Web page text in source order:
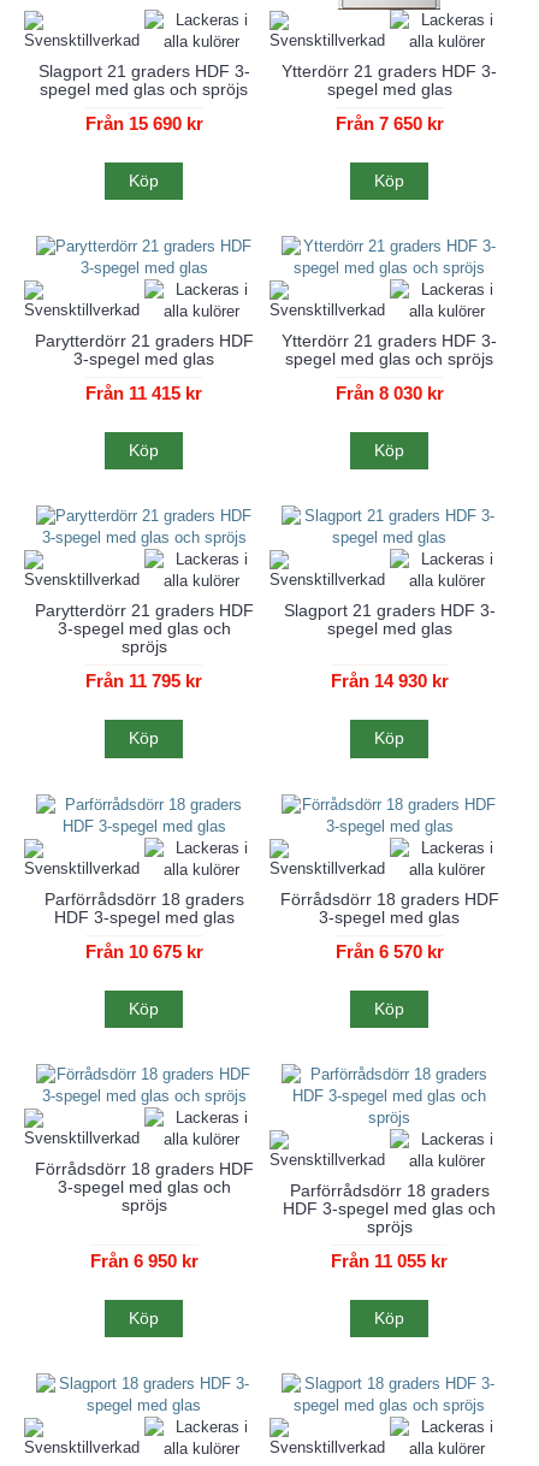
Slagport 21 graders HDF 3-
spegel med glas och spröjs
Från 15 690 kr
Köp
Ytterdörr 21 graders HDF 3-
spegel med glas
Från 7 650 kr
Köp
Parytterdörr 21 graders HDF
3-spegel med glas
Från 11 415 kr
Köp
Ytterdörr 21 graders HDF 3-
spegel med glas och spröjs
Från 8 030 kr
Köp
Parytterdörr 21 graders HDF
3-spegel med glas och
spröjs
Från 11 795 kr
Köp
Slagport 21 graders HDF 3-
spegel med glas
Från 14 930 kr
Köp
Parförrådsdörr 18 graders
HDF 3-spegel med glas
Från 10 675 kr
Köp
Förrådsdörr 18 graders HDF
3-spegel med glas
Från 6 570 kr
Köp
Förrådsdörr 18 graders HDF
3-spegel med glas och
spröjs
Från 6 950 kr
Köp
Parförrådsdörr 18 graders
HDF 3-spegel med glas och
spröjs
Från 11 055 kr
Köp